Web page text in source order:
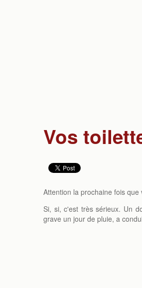
Vos
Attention la prochaine fois
Si, si, c'est très sérieux. Un
grave un jour de pluie, a